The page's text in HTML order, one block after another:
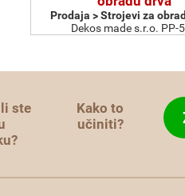
Prodaja > Strojevi za
Dekos made s.r.o. PP-
ste
Kako to
učiniti?